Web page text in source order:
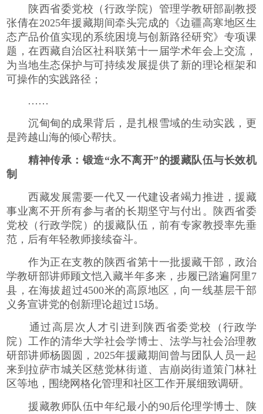
陕西省委党校（行政学院）管理学教研部副教授
张倩在2025年援藏期间牵头完成的《边疆高寒地区生
态产品价值实现的系统困境与创新路径研究》专项课
题，在西藏自治区社科联第十一届学术年会上交流，
为当地生态保护与可持续发展提供了新的理论框架和
可操作的实践路径；
……
沉甸甸的成果背后，是扎根雪域的生动实践，更
是跨越山海的倾心帮扶。
精神传承：锻造“永不离开”的援藏队伍与长效机
制
西藏发展需要一代又一代建设者竭力推进，援藏
事业离不开所有参与者的长期坚守与付出。陕西省委
党校（行政学院）的援藏队伍，前有专家教授率先垂
范，后有年轻教师接续奋斗。
作为正在支教的陕西省第十一批援藏干部，政治
学教研部讲师顾文恺入藏半年多来，步履已踏遍阿里7
县，在海拔超过4500米的高原地区，向一线基层干部
义务宣讲党的创新理论超过15场。
通过高层次人才引进到陕西省委党校（行政学
院）工作的清华大学社会学博士、法学与社会治理教
研部讲师杨圆圆，2025年援藏期间曾与团队人员一起
来到拉萨市城关区慈觉林街道、吉崩岗街道策门林社
区等地，围绕网格化管理和社区工作开展细致调研。
援藏教师队伍中年纪最小的90后伦理学博士、陕